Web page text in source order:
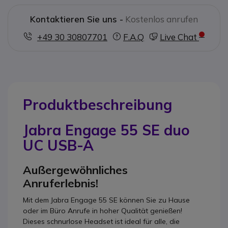
Kontaktieren Sie uns - Kostenlos anrufen
+49 30 30807701
F.A.Q Live Chat
Produktbeschreibung
Jabra Engage 55 SE duo
UC USB-A
Außergewöhnliches
Anruferlebnis!
Mit dem Jabra Engage 55 SE können Sie zu Hause
oder im Büro Anrufe in hoher Qualität genießen!
Dieses schnurlose Headset ist ideal für alle, die